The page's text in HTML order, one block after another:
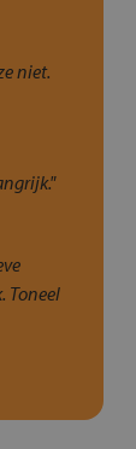
niet.
Toneel